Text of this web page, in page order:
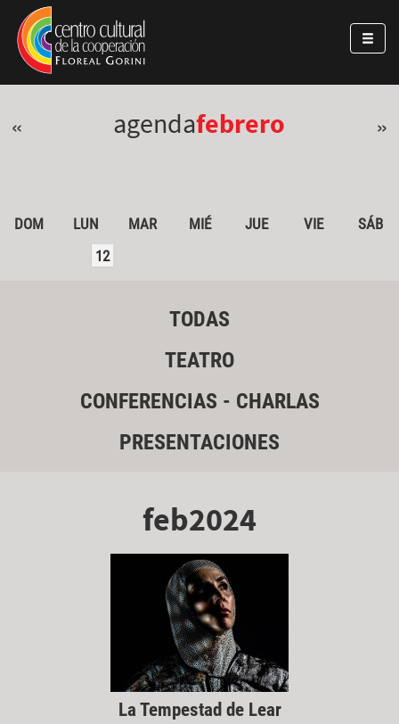
Pasar al contenido principal
Jump to main content
« agendafebrero »
DOM LUN MAR MIÉ JUE VIE
SÁB
12
TODAS
TEATRO
CONFERENCIAS - CHARLAS
PRESENTACIONES
feb2024
La Tempestad de Lear